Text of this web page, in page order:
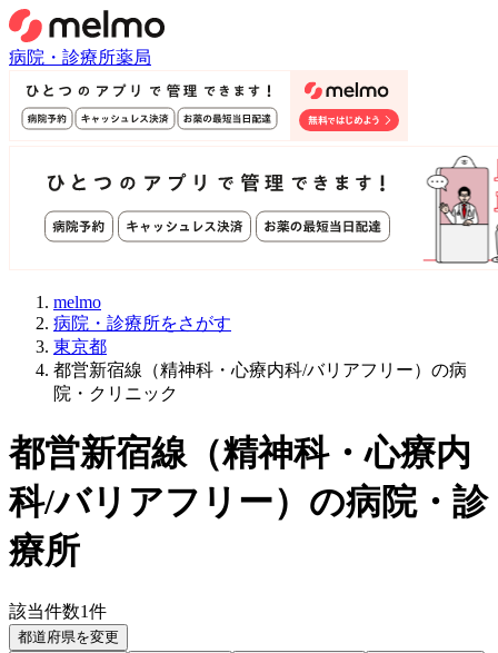
病院・診療所薬局
melmo
病院・診療所をさがす
東京都
都営新宿線（精神科・心療内科/バリアフリー）の病
院・クリニック
都営新宿線（精神科・心療内
科/バリアフリー） の病院・診
療所
該当件数1件
都道府県を変更